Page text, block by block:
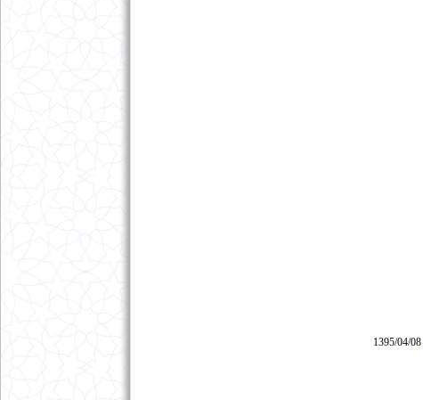
1395/04/08